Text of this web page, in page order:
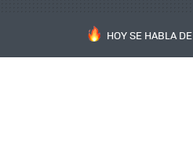
HOY SE HABLA DE